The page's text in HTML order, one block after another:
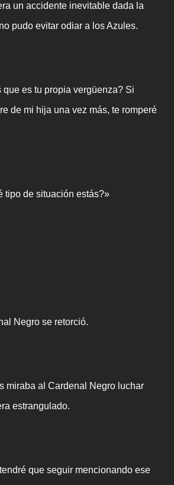
un accidente inevitable dada la
pudo evitar odiar a los Azules.
es tu propia vergüenza? Si
de mi hija una vez más, te romperé
tipo de situación estás?»
Negro se retorció.
miraba al Cardenal Negro luchar
estrangulado.
que seguir mencionando ese